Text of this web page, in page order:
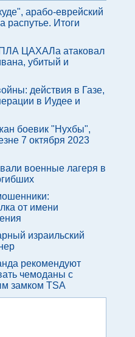
арабо-еврейский
распутье. Итоги
ЦАХАЛа атаковал
убитый и
действия в Газе,
в Иудее и
боевик "Нухбы",
7 октября 2023
военные лагеря в
от имени
израильский
рекомендуют
чемоданы с
замком TSA